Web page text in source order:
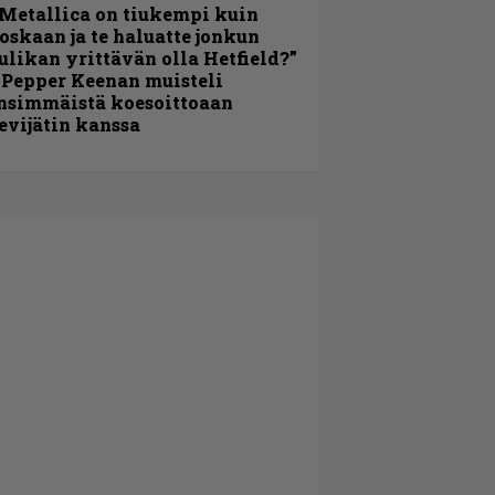
on tiukempi kuin
ja te haluatte jonkun
yrittävän olla Hetfield?”
Keenan muisteli
koesoittoaan
kanssa